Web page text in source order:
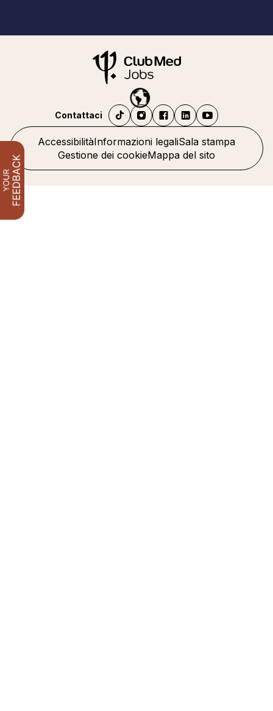
AccessibilitàInformazioni legaliSala stampa
Gestione dei cookieMappa del sito
Contattaci